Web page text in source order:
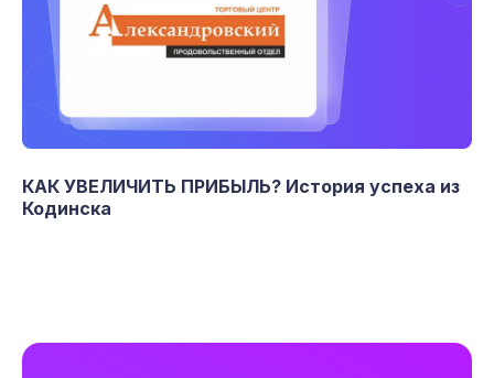
КАК УВЕЛИЧИТЬ ПРИБЫЛЬ? История успеха из
Кодинска